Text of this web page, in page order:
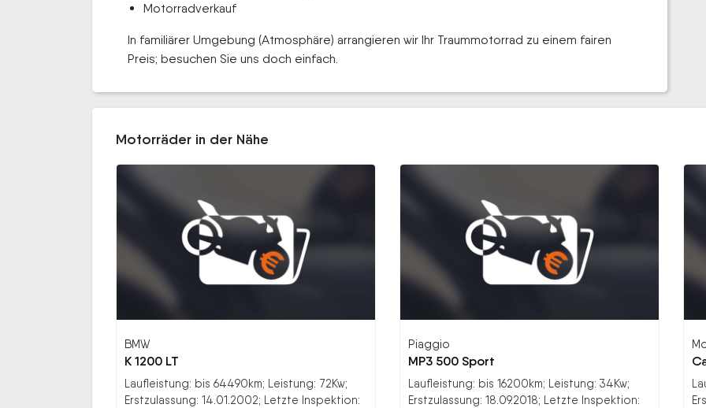
Motorradverkauf
In familiärer Umgebung (Atmosphäre) arrangieren wir Ihr Traummotorrad zu einem fairen
Preis; besuchen Sie uns doch einfach.
Motorräder in der Nähe
BMW
K 1200 LT
Laufleistung: bis 64490km; Leistung: 72Kw;
Erstzulassung: 14.01.2002; Letzte Inspektion:
Piaggio
MP3 500 Sport
Laufleistung: bis 16200km; Leistung: 34Kw;
Erstzulassung: 18.09.2018; Letzte Inspektion: